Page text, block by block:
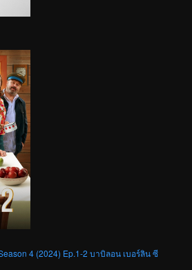
4 (2024) Ep.1-2 บาบิลอน เบอร์ลิน ซี